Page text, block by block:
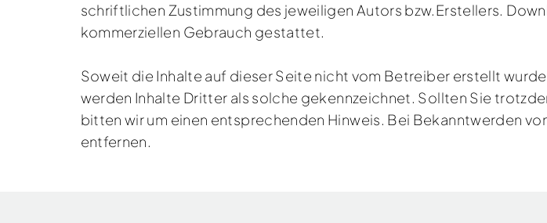
schriftlichen Zustimmung des jeweiligen Autors bzw.Erstellers.
kommerziellen Gebrauch gestattet.
Soweit die Inhalte auf dieser Seite nicht vom Betreiber erstellt
werden Inhalte Dritter als solche gekennzeichnet. Sollten Sie
bitten wir um einen entsprechenden Hinweis. Bei Bekanntwerden
entfernen.